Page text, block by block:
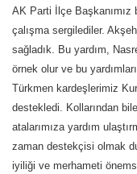
AK Parti İlçe Başkanımız
çalışma sergilediler.
sağladık. Bu yardım,
örnek olur ve bu
Türkmen kardeşlerimiz
destekledi. Kollarından
atalarımıza yardım
zaman destekçisi olmak
iyiliği ve merhameti